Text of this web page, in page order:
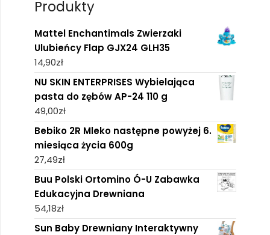
Produkty
Mattel Enchantimals Zwierzaki
Ulubieńcy Flap GJX24 GLH35
14,90zł
NU SKIN ENTERPRISES Wybielająca
pasta do zębów AP-24 110 g
49,00zł
Bebiko 2R Mleko następne powyżej 6.
miesiąca życia 600g
27,49zł
Buu Polski Ortomino Ó-U Zabawka
Edukacyjna Drewniana
54,18zł
Sun Baby Drewniany Interaktywny